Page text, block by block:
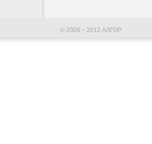
© 2005 – 2012 АЛГОР